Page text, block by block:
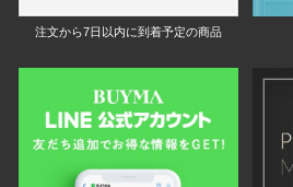
注文から7日以内に到着予定の商品